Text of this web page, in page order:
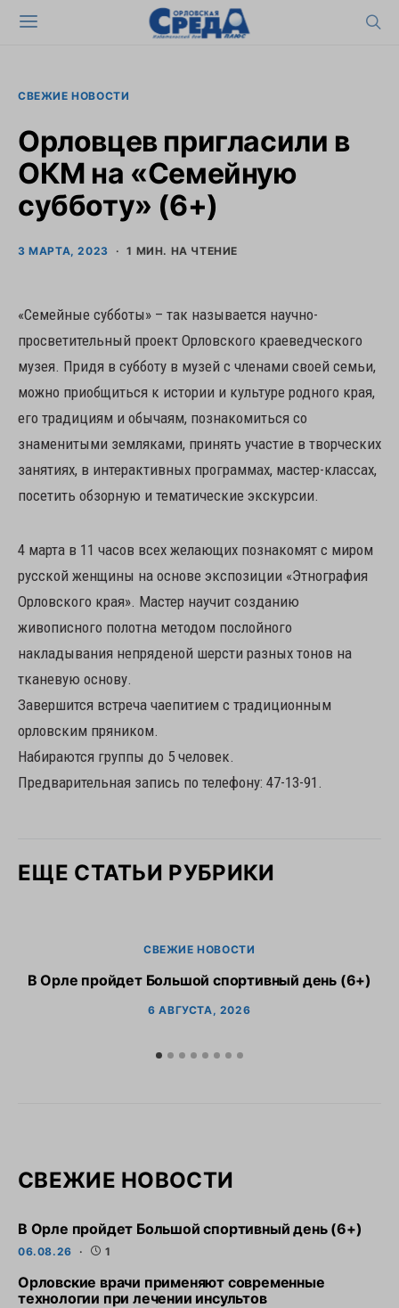
СВЕЖИЕ НОВОСТИ
Орловцев пригласили в
ОКМ на «Семейную
субботу» (6+)
3 МАРТА, 2023 1 МИН. НА ЧТЕНИЕ
«Семейные субботы» – так называется научно-
просветительный проект Орловского краеведческого
музея. Придя в субботу в музей с членами своей семьи,
можно приобщиться к истории и культуре родного края,
его традициям и обычаям, познакомиться со
знаменитыми земляками, принять участие в творческих
занятиях, в интерактивных программах, мастер-классах,
посетить обзорную и тематические экскурсии.
4 марта в 11 часов всех желающих познакомят с миром
русской женщины на основе экспозиции «Этнография
Орловского края». Мастер научит созданию
живописного полотна методом послойного
накладывания непряденой шерсти разных тонов на
тканевую основу.
Завершится встреча чаепитием с традиционным
орловским пряником.
Набираются группы до 5 человек.
Предварительная запись по телефону: 47-13-91.
ЕЩЕ СТАТЬИ РУБРИКИ
СВЕЖИЕ НОВОСТИ
В Орле пройдет Большой спортивный день (6+)
6 АВГУСТА, 2026
СВЕЖИЕ НОВОСТИ
В Орле пройдет Большой спортивный день (6+)
06.08.26 1
Орловские врачи применяют современные
технологии при лечении инсультов